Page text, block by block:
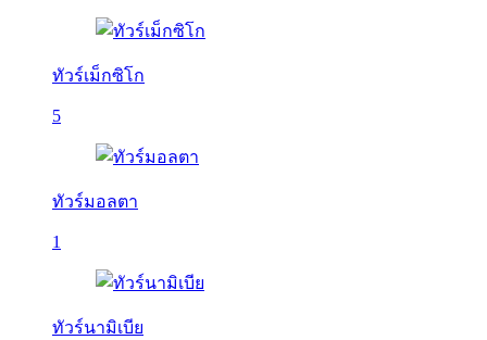
ทัวร์เม็กซิโก
5
ทัวร์มอลตา
1
ทัวร์นามิเบีย